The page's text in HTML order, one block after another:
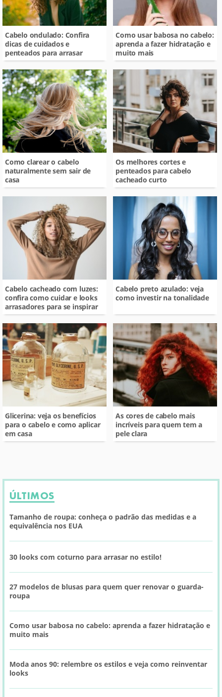
Cabelo ondulado: Confira
dicas de cuidados e
penteados para arrasar
Como usar babosa no cabelo:
aprenda a fazer hidratação e
muito mais
Como clarear o cabelo
naturalmente sem sair de
casa
Os melhores cortes e
penteados para cabelo
cacheado curto
Cabelo cacheado com luzes:
confira como cuidar e looks
arrasadores para se inspirar
Cabelo preto azulado: veja
como investir na tonalidade
Glicerina: veja os benefícios
para o cabelo e como aplicar
em casa
As cores de cabelo mais
incríveis para quem tem a
pele clara
ÚLTIMOS
Tamanho de roupa: conheça o padrão das medidas e a
equivalência nos EUA
30 looks com coturno para arrasar no estilo!
27 modelos de blusas para quem quer renovar o guarda-
roupa
Como usar babosa no cabelo: aprenda a fazer hidratação e
muito mais
Moda anos 90: relembre os estilos e veja como reinventar
looks